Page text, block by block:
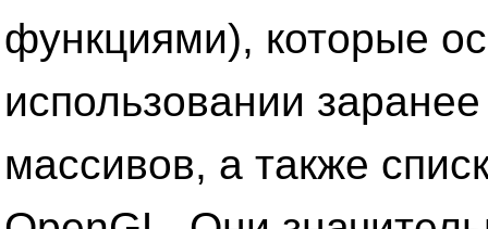
функциями), которые
использовании
массивов, а также